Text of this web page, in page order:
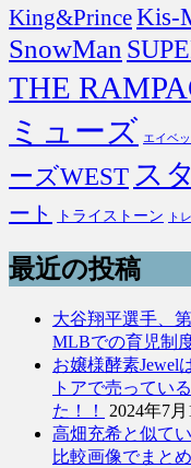
King&PrinceKis-
SnowMan
THE
ミューズ エイベ
ーズWEST ス
ート
トライストーン ト
最近の投稿
大谷翔平選手、
MLBでの育児制
お嬢様酵素Jewel
トアで売ってい
た！！
2024年7月
高畑充希と似て
比較画像でまと